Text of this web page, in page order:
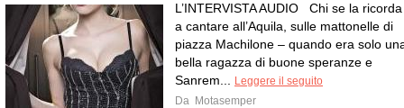
L’INTERVISTA AUDIO Chi se la ricorda
a cantare all’Aquila, sulle mattonelle di
piazza Machilone – quando era solo
bella ragazza di buone speranze e
Sanrem...
Leggere il seguito
Da Motasemper